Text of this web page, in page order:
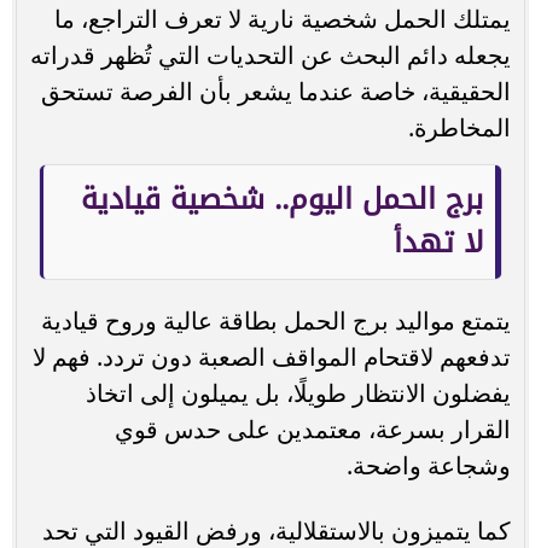
يمتلك الحمل شخصية نارية لا تعرف التراجع، ما
يجعله دائم البحث عن التحديات التي تُظهر قدراته
الحقيقية، خاصة عندما يشعر بأن الفرصة تستحق
المخاطرة.
برج الحمل اليوم.. شخصية قيادية
لا تهدأ
يتمتع مواليد برج الحمل بطاقة عالية وروح قيادية
تدفعهم لاقتحام المواقف الصعبة دون تردد. فهم لا
يفضلون الانتظار طويلًا، بل يميلون إلى اتخاذ
القرار بسرعة، معتمدين على حدس قوي
وشجاعة واضحة.
كما يتميزون بالاستقلالية، ورفض القيود التي تحد